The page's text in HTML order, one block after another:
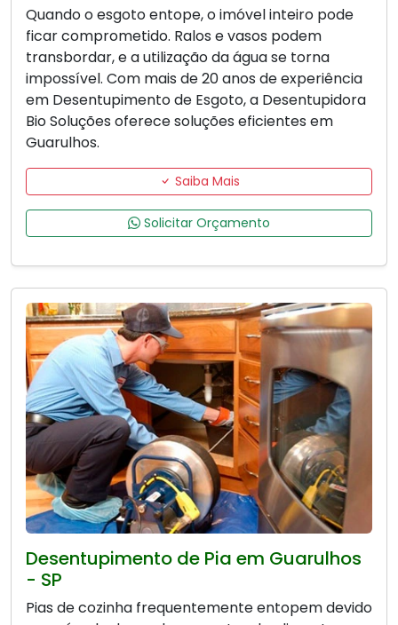
Quando o esgoto entope, o imóvel inteiro pode
ficar comprometido. Ralos e vasos podem
transbordar, e a utilização da água se torna
impossível. Com mais de 20 anos de experiência
em Desentupimento de Esgoto, a Desentupidora
Bio Soluções oferece soluções eficientes em
Guarulhos.
Saiba Mais
Solicitar Orçamento
Desentupimento de Pia em Guarulhos
- SP
Pias de cozinha frequentemente entopem devido